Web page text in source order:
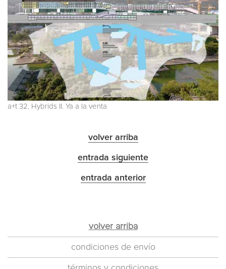
a+t 32. Hybrids II. Ya a la venta
volver arriba
entrada siguiente
entrada anterior
volver arriba
condiciones de envío